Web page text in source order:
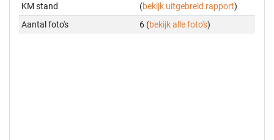
KM stand
(bekijk uitgebreid rapport)
Aantal foto's
6 (bekijk alle foto's)